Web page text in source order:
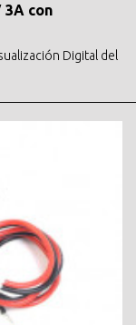
3A con
Digital del